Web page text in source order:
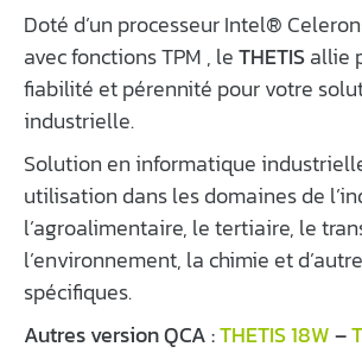
Doté d’un processeur Intel®
avec fonctions TPM , leTHETISallie
fiabilité et pérennité pour votre
industrielle.
Solution en informatique
utilisation dans les domaines de
l’agroalimentaire, le tertiaire, le
l’environnement, la chimie et
spécifiques.
Autres version QCA :THETIS 18W–